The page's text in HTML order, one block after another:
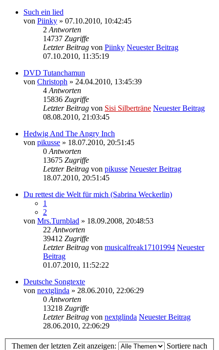
Such ein lied
von Piinky » 07.10.2010, 10:42:45
2 Antworten
14737 Zugriffe
Letzter Beitrag von Piinky Neuester Beitrag
07.10.2010, 11:35:19
DVD Tutanchamun
von Christoph » 24.04.2010, 13:45:39
4 Antworten
15836 Zugriffe
Letzter Beitrag von Sisi Silberträne Neuester Beitrag
08.08.2010, 21:03:45
Hedwig And The Angry Inch
von pikusse » 18.07.2010, 20:51:45
0 Antworten
13675 Zugriffe
Letzter Beitrag von pikusse Neuester Beitrag
18.07.2010, 20:51:45
Du rettest die Welt für mich (Sabrina Weckerlin)
1
2
von Mrs.Turnblad » 18.09.2008, 20:48:53
22 Antworten
39412 Zugriffe
Letzter Beitrag von musicalfreak17101994 Neuester
Beitrag
01.07.2010, 11:52:22
Deutsche Songtexte
von nextglinda » 28.06.2010, 22:06:29
0 Antworten
13218 Zugriffe
Letzter Beitrag von nextglinda Neuester Beitrag
28.06.2010, 22:06:29
Themen der letzten Zeit anzeigen: Sortiere nach